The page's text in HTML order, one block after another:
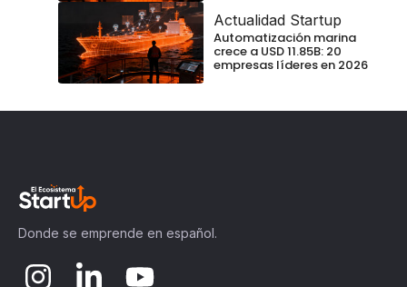
Actualidad Startup
Automatización marina
crece a USD 11.85B: 20
empresas líderes en 2026
Donde se emprende en español.